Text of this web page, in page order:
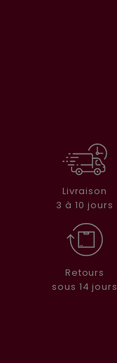
Livraison
3 à 10 jours
Retours
sous 14 jours